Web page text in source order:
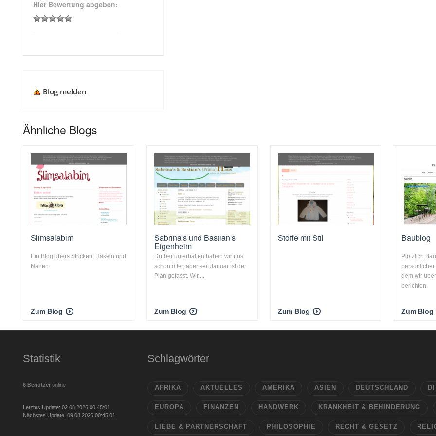
Hier Bewertung abgeben:
Blog melden
Ähnliche Blogs
Slimsalabim
Ein Blog übers Stricken, Häkeln und
Nähen.
Zum Blog
Sabrina's und Bastian's
Eigenheim
Drüber unterhalten haben wir uns
schon öfter, aber seit Januar ist der
Plan gefasst. Wir ...
Zum Blog
Stoffe mit Stil
Zum Blog
Baublog
Plötzlich
dem wir
berichten.
Zum Blog
Statistik
6 Benutzer online
Letztes Update: 02.08.2026 00:45:01
Nächstes Update: 09.08.2026 00:45:01
Schlagwörter
AFRIKA AKTUELLES AMERIKA ASIEN DEUTSCHLAND
EUROPA FINANZEN HANDWERK KRANKHEIT & BEHINDERUNG
LIEBE & PARTNERSCHAFT PHILOSOPHIE RECHT & GESETZ